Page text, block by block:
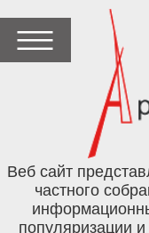
Веб сайт
частного
популяризации и